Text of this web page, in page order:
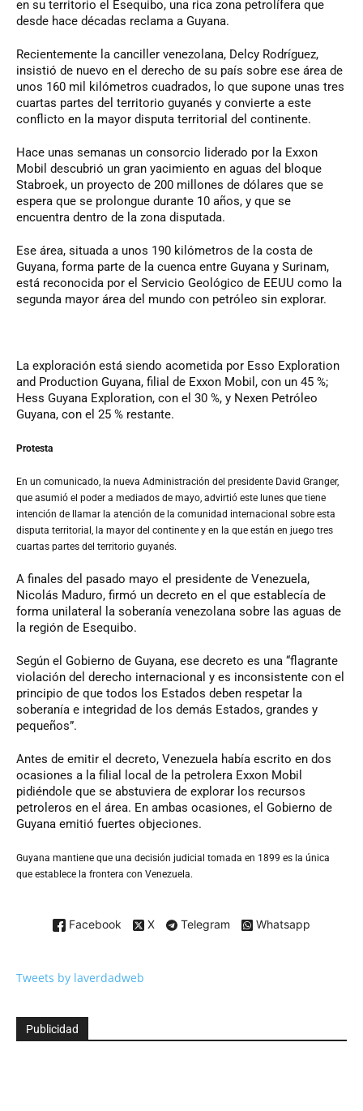
en su territorio el Esequibo, una rica zona petrolífera que
desde hace décadas reclama a Guyana.
Recientemente la canciller venezolana, Delcy Rodríguez,
insistió de nuevo en el derecho de su país sobre ese área de
unos 160 mil kilómetros cuadrados, lo que supone unas tres
cuartas partes del territorio guyanés y convierte a este
conflicto en la mayor disputa territorial del continente.
Hace unas semanas un consorcio liderado por la Exxon
Mobil descubrió un gran yacimiento en aguas del bloque
Stabroek, un proyecto de 200 millones de dólares que se
espera que se prolongue durante 10 años, y que se
encuentra dentro de la zona disputada.
Ese área, situada a unos 190 kilómetros de la costa de
Guyana, forma parte de la cuenca entre Guyana y Surinam,
está reconocida por el Servicio Geológico de EEUU como la
segunda mayor área del mundo con petróleo sin explorar.
La exploración está siendo acometida por Esso Exploration
and Production Guyana, filial de Exxon Mobil, con un 45 %;
Hess Guyana Exploration, con el 30 %, y Nexen Petróleo
Guyana, con el 25 % restante.
Protesta
En un comunicado, la nueva Administración del presidente David Granger,
que asumió el poder a mediados de mayo, advirtió este lunes que tiene
intención de llamar la atención de la comunidad internacional sobre esta
disputa territorial, la mayor del continente y en la que están en juego tres
cuartas partes del territorio guyanés.
A finales del pasado mayo el presidente de Venezuela,
Nicolás Maduro, firmó un decreto en el que establecía de
forma unilateral la soberanía venezolana sobre las aguas de
la región de Esequibo.
Según el Gobierno de Guyana, ese decreto es una “flagrante
violación del derecho internacional y es inconsistente con el
principio de que todos los Estados deben respetar la
soberanía e integridad de los demás Estados, grandes y
pequeños”.
Antes de emitir el decreto, Venezuela había escrito en dos
ocasiones a la filial local de la petrolera Exxon Mobil
pidiéndole que se abstuviera de explorar los recursos
petroleros en el área. En ambas ocasiones, el Gobierno de
Guyana emitió fuertes objeciones.
Guyana mantiene que una decisión judicial tomada en 1899 es la única
que establece la frontera con Venezuela.
Facebook X Telegram Whatsapp
Tweets by laverdadweb
Publicidad